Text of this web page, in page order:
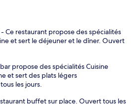
Ce restaurant propose des spécialités
et sert le déjeuner et le dîner. Ouvert
propose des spécialités Cuisine
et sert des plats légers
les jours.
buffet sur place. Ouvert tous les